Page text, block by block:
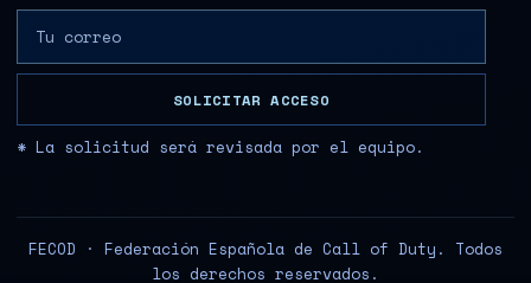
SOLICITAR ACCESO
* La solicitud será revisada por el equipo.
FECOD · Federación Española de Call of Duty. Todos
los derechos reservados.